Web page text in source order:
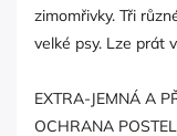
zimomřivky. Tři
velké psy. Lze prát
EXTRA-JEMNÁ A
OCHRANA